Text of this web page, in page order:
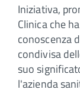
Iniziativa,
Clinica che
conoscenza
condivisa
suo
l'azienda